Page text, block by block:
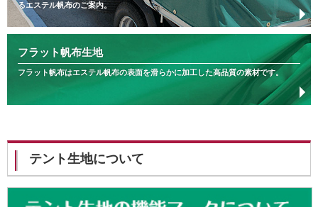
るエステル帆布のご案内。
フラット帆布生地
フラット帆布はエステル帆布の表面を滑らかに加工した高品質の素材です。
テント生地について